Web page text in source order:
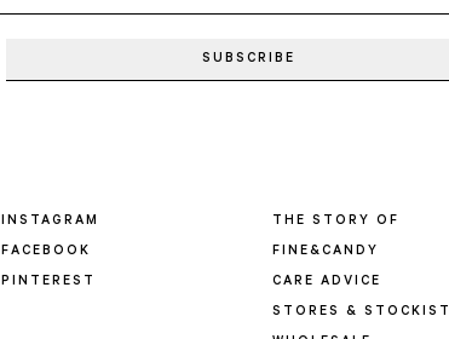
INSTAGRAM
FACEBOOK
PINTEREST
THE STORY OF
FINE&CANDY
CARE ADVICE
STORES & STOCKIST